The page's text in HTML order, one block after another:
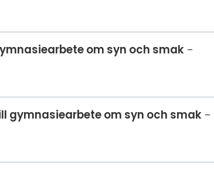
om syn och smak
gymnasiearbete om syn och smak